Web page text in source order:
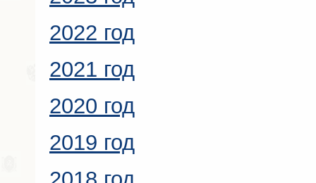
2022 год
2021 год
2020 год
2019 год